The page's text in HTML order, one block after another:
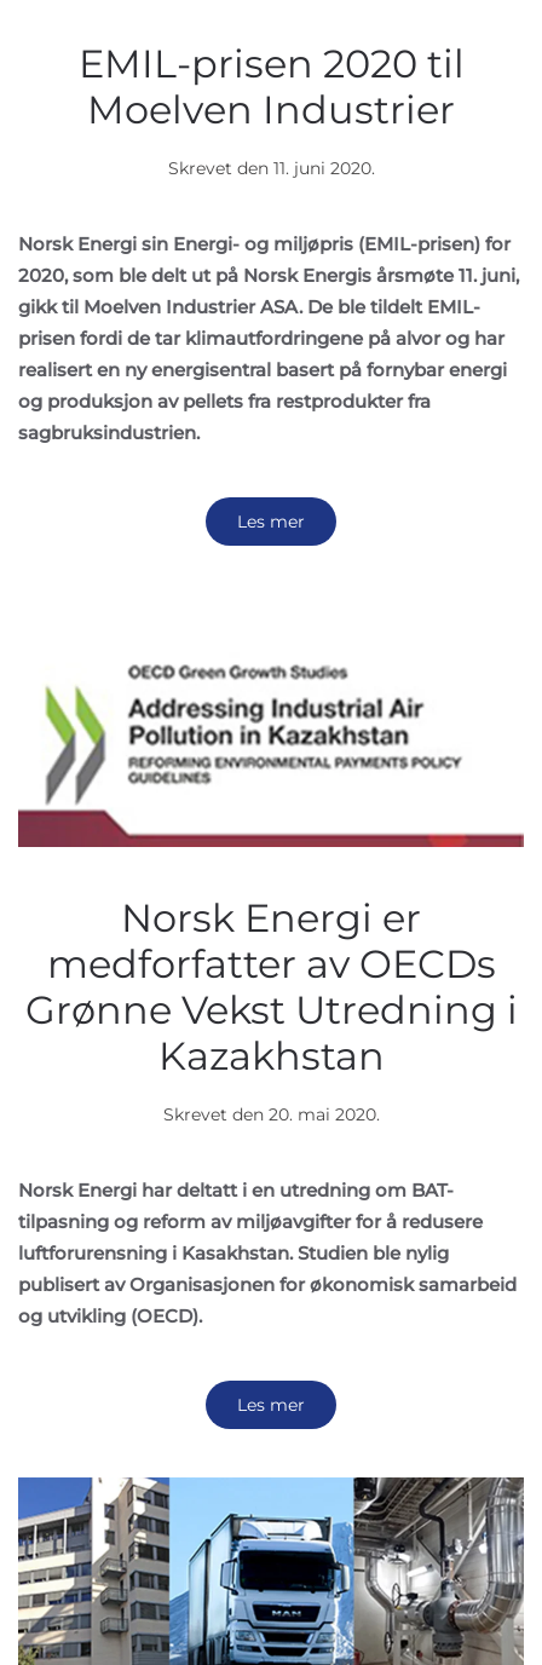
EMIL-prisen 2020 til
Moelven Industrier
Skrevet den 11. juni 2020.
Norsk Energi sin Energi- og miljøpris (EMIL-prisen) for
2020, som ble delt ut på Norsk Energis årsmøte 11. juni,
gikk til Moelven Industrier ASA. De ble tildelt EMIL-
prisen fordi de tar klimautfordringene på alvor og har
realisert en ny energisentral basert på fornybar energi
og produksjon av pellets fra restprodukter fra
sagbruksindustrien.
Les mer
Norsk Energi er
medforfatter av OECDs
Grønne Vekst Utredning i
Kazakhstan
Skrevet den 20. mai 2020.
Norsk Energi har deltatt i en utredning om BAT-
tilpasning og reform av miljøavgifter for å redusere
luftforurensning i Kasakhstan. Studien ble nylig
publisert av Organisasjonen for økonomisk samarbeid
og utvikling (OECD).
Les mer